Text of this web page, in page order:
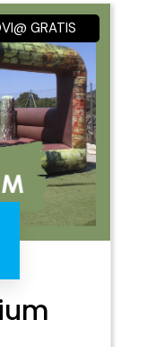
GRATIS